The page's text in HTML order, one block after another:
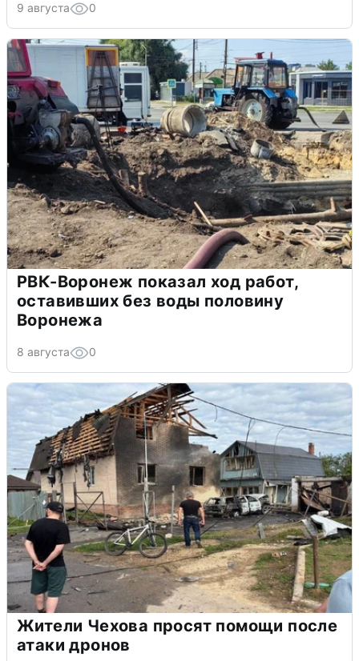
9 августа 0
РВК-Воронеж показал ход работ,
оставивших без воды половину
Воронежа
8 августа 0
Жители Чехова просят помощи после
атаки дронов